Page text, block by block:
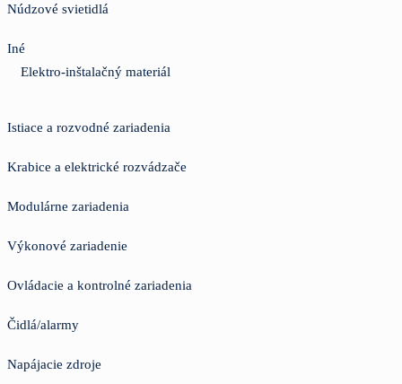
Núdzové svietidlá
Iné
Elektro-inštalačný materiál
Istiace a rozvodné zariadenia
Krabice a elektrické rozvádzače
Modulárne zariadenia
Výkonové zariadenie
Ovládacie a kontrolné zariadenia
Čidlá/alarmy
Napájacie zdroje